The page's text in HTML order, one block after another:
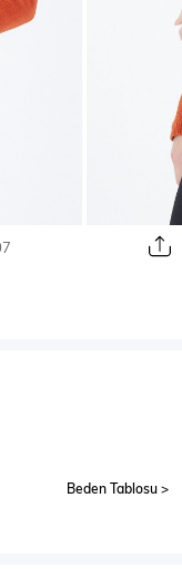
Beden Tablosu